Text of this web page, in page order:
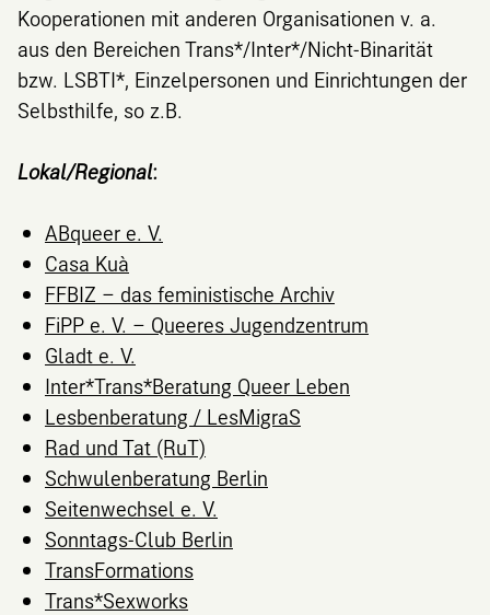
Kooperationen mit anderen Organisationen v. a.
aus den Bereichen Trans*/Inter*/Nicht-Binarität
bzw. LSBTI*, Einzelpersonen und Einrichtungen der
Selbsthilfe, so z.B.
Lokal/Regional:
ABqueer e. V.
Casa Kuà
FFBIZ – das feministische Archiv
FiPP e. V. – Queeres Jugendzentrum
Gladt e. V.
Inter*Trans*Beratung Queer Leben
Lesbenberatung / LesMigraS
Rad und Tat (RuT)
Schwulenberatung Berlin
Seitenwechsel e. V.
Sonntags-Club Berlin
TransFormations
Trans*Sexworks